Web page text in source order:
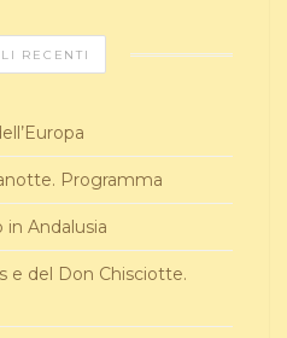
RECENTI
Programma
Andalusia
e del Don Chisciotte.